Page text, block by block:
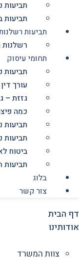
תביעות
תביעות
תביעות
תחומי עיסוק
תביעות
עורך
גזזת –
כמה
תביעות
תביעות
ביטוח
תביעות
בלוג
צור קשר
דף הבית
אודותינו
צוות המשרד